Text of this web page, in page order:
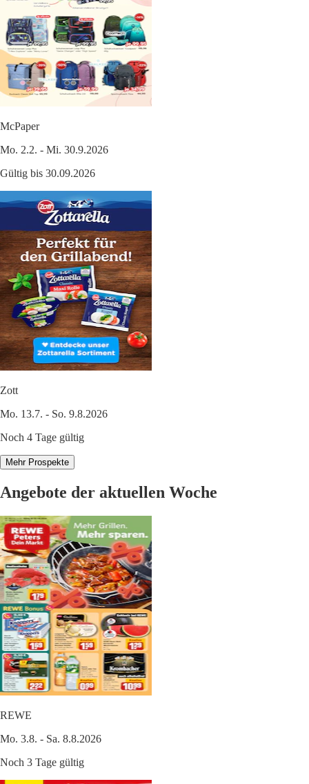
McPaper
Mo. 2.2. - Mi. 30.9.2026
Gültig bis 30.09.2026
Zott
Mo. 13.7. - So. 9.8.2026
Noch 4 Tage gültig
Mehr Prospekte
Angebote der aktuellen Woche
REWE
Mo. 3.8. - Sa. 8.8.2026
Noch 3 Tage gültig